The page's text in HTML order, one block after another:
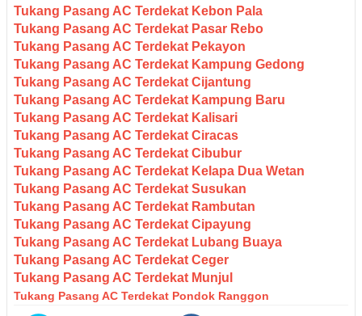
Tukang Pasang AC Terdekat Kebon Pala
Tukang Pasang AC Terdekat Pasar Rebo
Tukang Pasang AC Terdekat Pekayon
Tukang Pasang AC Terdekat Kampung Gedong
Tukang Pasang AC Terdekat Cijantung
Tukang Pasang AC Terdekat Kampung Baru
Tukang Pasang AC Terdekat Kalisari
Tukang Pasang AC Terdekat Ciracas
Tukang Pasang AC Terdekat Cibubur
Tukang Pasang AC Terdekat Kelapa Dua Wetan
Tukang Pasang AC Terdekat Susukan
Tukang Pasang AC Terdekat Rambutan
Tukang Pasang AC Terdekat Cipayung
Tukang Pasang AC Terdekat Lubang Buaya
Tukang Pasang AC Terdekat Ceger
Tukang Pasang AC Terdekat Munjul
Tukang Pasang AC Terdekat Pondok Ranggon